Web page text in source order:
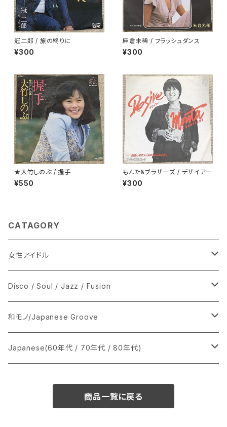
冠二郎 / 旅の終りに
¥300
麻倉未稀 / フラッシュダンス
¥300
★大竹しのぶ / 握手
¥550
もんた&ブラザーズ / デザイアー
¥300
CATAGORY
女性アイドル
シングル盤
あ行
か行
LP
CD
Disco / Soul / Jazz / Fusion
シングル盤
A
12インチ・シングル
和モノ/Japanese Groove
シングル盤
Japanese(60年代 / 70年代 / 80年代)
商品一覧に戻る